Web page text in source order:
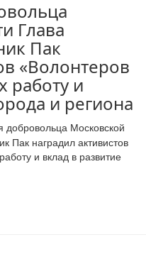
Глава
Пак
«Волонтеров
работу и
и региона
добровольца Московской
Пак наградил активистов
и вклад в развитие